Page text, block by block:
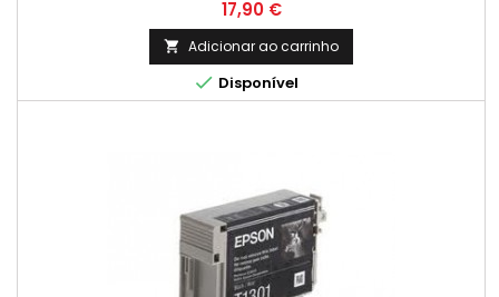
Preço
17,90 €
 Adicionar ao carrinho
 Disponível